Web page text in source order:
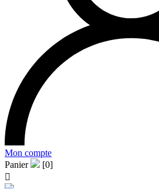
Mon compte
Panier
[0]
